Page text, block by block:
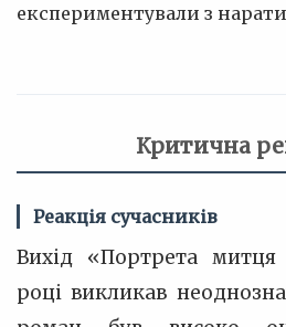
експериментували з
Критична
Реакція сучасників
Вихід «Портрета
році викликав